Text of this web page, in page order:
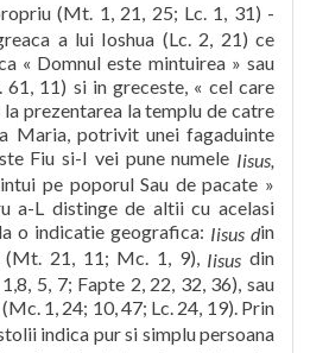
(Mt. 1, 21, 25; Lc. 1, 31) -
a lui Ioshua (Lc. 2, 21) ce
« Domnul este mintuirea » sau
61, 11) si in greceste, « cel care
la prezentarea la templu de catre
Maria, potrivit unei fagaduinte
Fiu si-I vei pune numele Iisus,
pe poporul Sau de pacate »
a-L distinge de altii cu acelasi
o indicatie geografica: Iisus din
(Mt. 21, 11; Mc. 1, 9), Iisusdin
5, 7; Fapte 2, 22, 32, 36), sau
1, 24; 10, 47; Lc. 24, 19). Prin
indica pur si simplu persoana